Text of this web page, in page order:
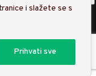
i slažete se s
Prihvati sve
obradu osobnih